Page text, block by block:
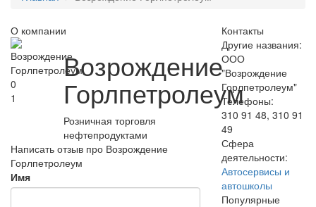
О компании
0
1
Возрождение
Горлпетролеум
Розничная торговля
нефтепродуктами
Написать отзыв про Возрождение
Горлпетролеум
Имя
Контакты
Другие названия:
ООО
"Возрождение
Горлпетролеум"
Телефоны:
310 91 48, 310 91
49
Сфера
деятельности:
Автосервисы и
автошколы
Популярные